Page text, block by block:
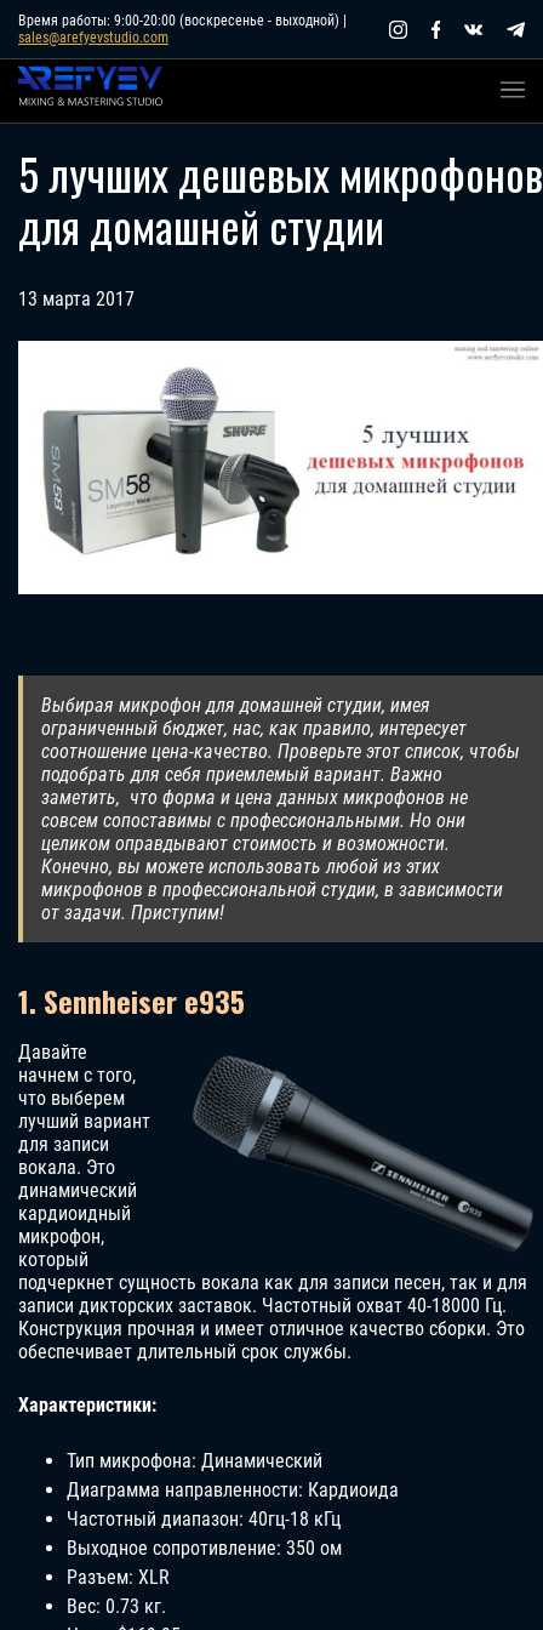
Skip
content
Время работы: 9:00-20:00 (воскресенье - выходной) |
sales@arefyevstudio.com
5 лучших дешевых микрофонов
для домашней студии
13 марта 2017
Выбирая микрофон для домашней студии, имея
ограниченный бюджет, нас, как правило, интересует
соотношение цена-качество. Проверьте этот список, чтобы
подобрать для себя приемлемый вариант. Важно
заметить, что форма и цена данных микрофонов не
совсем сопоставимы с профессиональными. Но они
целиком оправдывают стоимость и возможности.
Конечно, вы можете использовать любой из этих
микрофонов в профессиональной студии, в зависимости
от задачи. Приступим!
1. Sennheiser e935
Давайте
начнем с того,
что выберем
лучший вариант
для записи
вокала. Это
динамический
кардиоидный
микрофон,
который
подчеркнет сущность вокала как для записи песен, так и для
записи дикторских заставок. Частотный охват 40-18000 Гц.
Конструкция прочная и имеет отличное качество сборки. Это
обеспечивает длительный срок службы.
Характеристики:
Тип микрофона: Динамический
Диаграмма направленности: Кардиоида
Частотный диапазон: 40гц-18 кГц
Выходное сопротивление: 350 ом
Разъем: XLR
Вес: 0.73 кг.